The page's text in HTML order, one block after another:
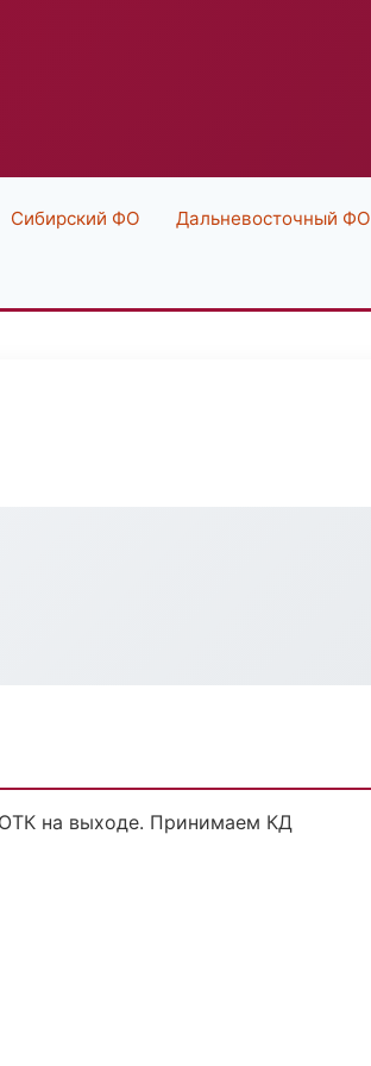
Сибирский ФО Дальневосточный ФО
ОТК на выходе. Принимаем КД